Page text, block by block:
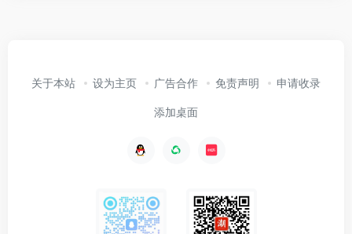
关于本站 设为主页 广告合作 免责声明 申请收录
添加桌面